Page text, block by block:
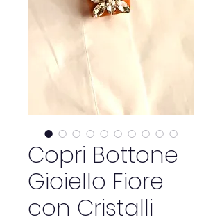
Copri Bottone
Gioiello Fiore
con Cristalli